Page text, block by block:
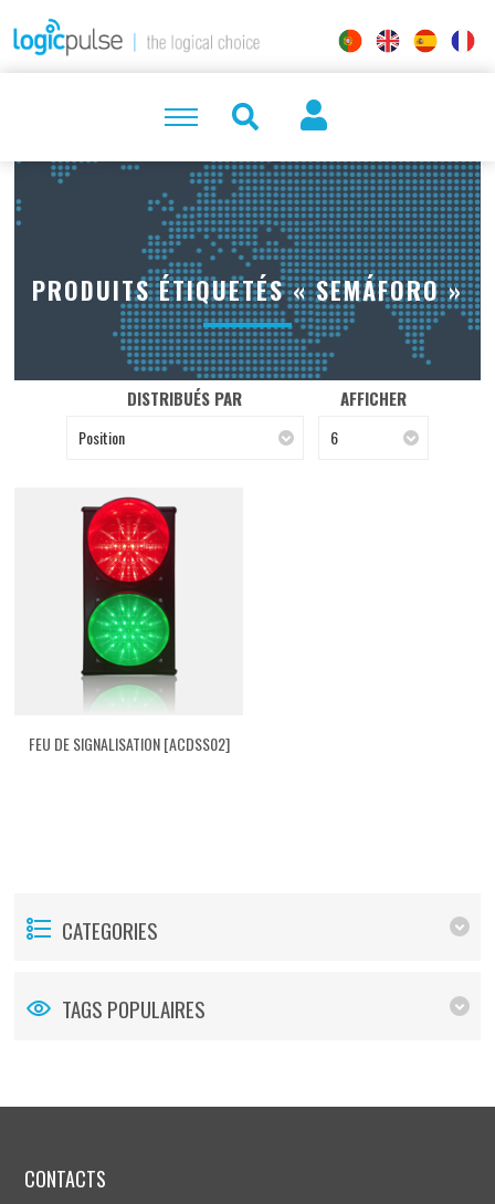
PRODUITS ÉTIQUETÉS « SEMÁFORO »
DISTRIBUÉS PAR
Position
AFFICHER
6
FEU DE SIGNALISATION [ACDSS02]
CATEGORIES
TAGS POPULAIRES
CONTACTS